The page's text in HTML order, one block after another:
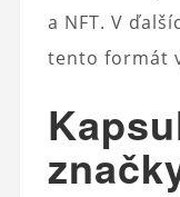
a NFT. V
tento formát